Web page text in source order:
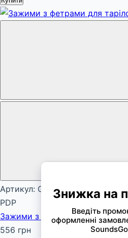
Артикул: G-PD888554
PDP
Зажими з фетрами для
556 грн